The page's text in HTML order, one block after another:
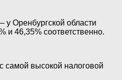
у Оренбургской области
и 46,35% соответственно.
самой высокой налоговой